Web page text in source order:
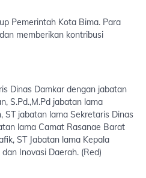
Pemerintah Kota Bima. Para
memberikan kontribusi
Dinas Damkar dengan jabatan
S.Pd.,M.Pd jabatan lama
ST jabatan lama Sekretaris Dinas
lama Camat Rasanae Barat
ST Jabatan lama Kepala
Inovasi Daerah. (Red)